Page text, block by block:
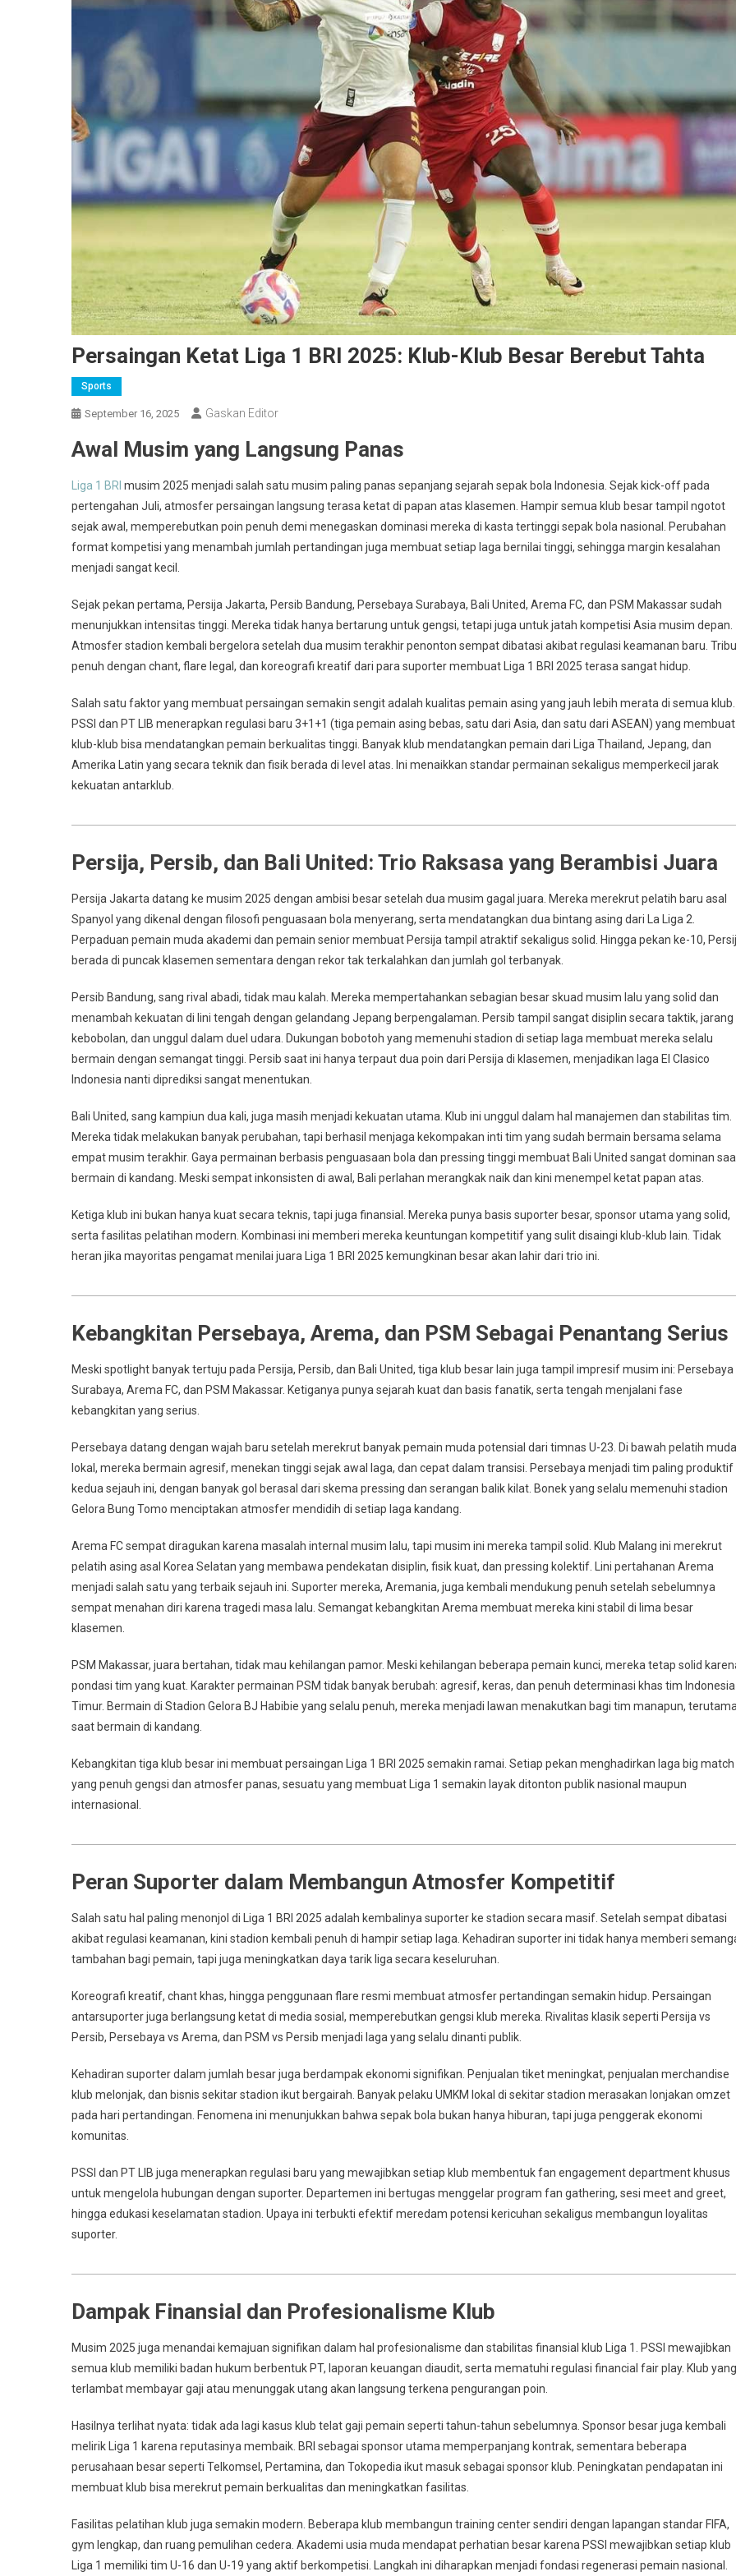
Persaingan Ketat Liga 1 BRI 2025: Klub-Klub Besar Berebut Tahta
Sports
September 16, 2025 Gaskan Editor
Awal Musim yang Langsung Panas
Liga 1 BRI musim 2025 menjadi salah satu musim paling panas sepanjang sejarah sepak bola Indonesia. Sejak kick-off pada
pertengahan Juli, atmosfer persaingan langsung terasa ketat di papan atas klasemen. Hampir semua klub besar tampil ngotot
sejak awal, memperebutkan poin penuh demi menegaskan dominasi mereka di kasta tertinggi sepak bola nasional. Perubahan
format kompetisi yang menambah jumlah pertandingan juga membuat setiap laga bernilai tinggi, sehingga margin kesalahan
menjadi sangat kecil.
Sejak pekan pertama, Persija Jakarta, Persib Bandung, Persebaya Surabaya, Bali United, Arema FC, dan PSM Makassar sudah
menunjukkan intensitas tinggi. Mereka tidak hanya bertarung untuk gengsi, tetapi juga untuk jatah kompetisi Asia musim depan.
Atmosfer stadion kembali bergelora setelah dua musim terakhir penonton sempat dibatasi akibat regulasi keamanan baru.
penuh dengan chant, flare legal, dan koreografi kreatif dari para suporter membuat Liga 1 BRI 2025 terasa sangat hidup.
Salah satu faktor yang membuat persaingan semakin sengit adalah kualitas pemain asing yang jauh lebih merata di semua klub.
PSSI dan PT LIB menerapkan regulasi baru 3+1+1 (tiga pemain asing bebas, satu dari Asia, dan satu dari ASEAN) yang membuat
klub-klub bisa mendatangkan pemain berkualitas tinggi. Banyak klub mendatangkan pemain dari Liga Thailand, Jepang, dan
Amerika Latin yang secara teknik dan fisik berada di level atas. Ini menaikkan standar permainan sekaligus memperkecil jarak
kekuatan antarklub.
Persija, Persib, dan Bali United: Trio Raksasa yang Berambisi Juara
Persija Jakarta datang ke musim 2025 dengan ambisi besar setelah dua musim gagal juara. Mereka merekrut pelatih baru asal
Spanyol yang dikenal dengan filosofi penguasaan bola menyerang, serta mendatangkan dua bintang asing dari La Liga 2.
Perpaduan pemain muda akademi dan pemain senior membuat Persija tampil atraktif sekaligus solid. Hingga pekan ke-10,
berada di puncak klasemen sementara dengan rekor tak terkalahkan dan jumlah gol terbanyak.
Persib Bandung, sang rival abadi, tidak mau kalah. Mereka mempertahankan sebagian besar skuad musim lalu yang solid dan
menambah kekuatan di lini tengah dengan gelandang Jepang berpengalaman. Persib tampil sangat disiplin secara taktik, jarang
kebobolan, dan unggul dalam duel udara. Dukungan bobotoh yang memenuhi stadion di setiap laga membuat mereka selalu
bermain dengan semangat tinggi. Persib saat ini hanya terpaut dua poin dari Persija di klasemen, menjadikan laga El Clasico
Indonesia nanti diprediksi sangat menentukan.
Bali United, sang kampiun dua kali, juga masih menjadi kekuatan utama. Klub ini unggul dalam hal manajemen dan stabilitas tim.
Mereka tidak melakukan banyak perubahan, tapi berhasil menjaga kekompakan inti tim yang sudah bermain bersama selama
empat musim terakhir. Gaya permainan berbasis penguasaan bola dan pressing tinggi membuat Bali United sangat dominan
bermain di kandang. Meski sempat inkonsisten di awal, Bali perlahan merangkak naik dan kini menempel ketat papan atas.
Ketiga klub ini bukan hanya kuat secara teknis, tapi juga finansial. Mereka punya basis suporter besar, sponsor utama yang solid,
serta fasilitas pelatihan modern. Kombinasi ini memberi mereka keuntungan kompetitif yang sulit disaingi klub-klub lain. Tidak
heran jika mayoritas pengamat menilai juara Liga 1 BRI 2025 kemungkinan besar akan lahir dari trio ini.
Kebangkitan Persebaya, Arema, dan PSM Sebagai Penantang Serius
Meski spotlight banyak tertuju pada Persija, Persib, dan Bali United, tiga klub besar lain juga tampil impresif musim ini: Persebaya
Surabaya, Arema FC, dan PSM Makassar. Ketiganya punya sejarah kuat dan basis fanatik, serta tengah menjalani fase
kebangkitan yang serius.
Persebaya datang dengan wajah baru setelah merekrut banyak pemain muda potensial dari timnas U-23. Di bawah pelatih muda
lokal, mereka bermain agresif, menekan tinggi sejak awal laga, dan cepat dalam transisi. Persebaya menjadi tim paling produktif
kedua sejauh ini, dengan banyak gol berasal dari skema pressing dan serangan balik kilat. Bonek yang selalu memenuhi stadion
Gelora Bung Tomo menciptakan atmosfer mendidih di setiap laga kandang.
Arema FC sempat diragukan karena masalah internal musim lalu, tapi musim ini mereka tampil solid. Klub Malang ini merekrut
pelatih asing asal Korea Selatan yang membawa pendekatan disiplin, fisik kuat, dan pressing kolektif. Lini pertahanan Arema
menjadi salah satu yang terbaik sejauh ini. Suporter mereka, Aremania, juga kembali mendukung penuh setelah sebelumnya
sempat menahan diri karena tragedi masa lalu. Semangat kebangkitan Arema membuat mereka kini stabil di lima besar
klasemen.
PSM Makassar, juara bertahan, tidak mau kehilangan pamor. Meski kehilangan beberapa pemain kunci, mereka tetap solid
pondasi tim yang kuat. Karakter permainan PSM tidak banyak berubah: agresif, keras, dan penuh determinasi khas tim Indonesia
Timur. Bermain di Stadion Gelora BJ Habibie yang selalu penuh, mereka menjadi lawan menakutkan bagi tim manapun,
saat bermain di kandang.
Kebangkitan tiga klub besar ini membuat persaingan Liga 1 BRI 2025 semakin ramai. Setiap pekan menghadirkan laga big match
yang penuh gengsi dan atmosfer panas, sesuatu yang membuat Liga 1 semakin layak ditonton publik nasional maupun
internasional.
Peran Suporter dalam Membangun Atmosfer Kompetitif
Salah satu hal paling menonjol di Liga 1 BRI 2025 adalah kembalinya suporter ke stadion secara masif. Setelah sempat dibatasi
akibat regulasi keamanan, kini stadion kembali penuh di hampir setiap laga. Kehadiran suporter ini tidak hanya memberi
tambahan bagi pemain, tapi juga meningkatkan daya tarik liga secara keseluruhan.
Koreografi kreatif, chant khas, hingga penggunaan flare resmi membuat atmosfer pertandingan semakin hidup. Persaingan
antarsuporter juga berlangsung ketat di media sosial, memperebutkan gengsi klub mereka. Rivalitas klasik seperti Persija vs
Persib, Persebaya vs Arema, dan PSM vs Persib menjadi laga yang selalu dinanti publik.
Kehadiran suporter dalam jumlah besar juga berdampak ekonomi signifikan. Penjualan tiket meningkat, penjualan merchandise
klub melonjak, dan bisnis sekitar stadion ikut bergairah. Banyak pelaku UMKM lokal di sekitar stadion merasakan lonjakan omzet
pada hari pertandingan. Fenomena ini menunjukkan bahwa sepak bola bukan hanya hiburan, tapi juga penggerak ekonomi
komunitas.
PSSI dan PT LIB juga menerapkan regulasi baru yang mewajibkan setiap klub membentuk fan engagement department khusus
untuk mengelola hubungan dengan suporter. Departemen ini bertugas menggelar program fan gathering, sesi meet and greet,
hingga edukasi keselamatan stadion. Upaya ini terbukti efektif meredam potensi kericuhan sekaligus membangun loyalitas
suporter.
Dampak Finansial dan Profesionalisme Klub
Musim 2025 juga menandai kemajuan signifikan dalam hal profesionalisme dan stabilitas finansial klub Liga 1. PSSI mewajibkan
semua klub memiliki badan hukum berbentuk PT, laporan keuangan diaudit, serta mematuhi regulasi financial fair play. Klub yang
terlambat membayar gaji atau menunggak utang akan langsung terkena pengurangan poin.
Hasilnya terlihat nyata: tidak ada lagi kasus klub telat gaji pemain seperti tahun-tahun sebelumnya. Sponsor besar juga kembali
melirik Liga 1 karena reputasinya membaik. BRI sebagai sponsor utama memperpanjang kontrak, sementara beberapa
perusahaan besar seperti Telkomsel, Pertamina, dan Tokopedia ikut masuk sebagai sponsor klub. Peningkatan pendapatan ini
membuat klub bisa merekrut pemain berkualitas dan meningkatkan fasilitas.
Fasilitas pelatihan klub juga semakin modern. Beberapa klub membangun training center sendiri dengan lapangan standar FIFA,
gym lengkap, dan ruang pemulihan cedera. Akademi usia muda mendapat perhatian besar karena PSSI mewajibkan setiap klub
Liga 1 memiliki tim U-16 dan U-19 yang aktif berkompetisi. Langkah ini diharapkan menjadi fondasi regenerasi pemain nasional.